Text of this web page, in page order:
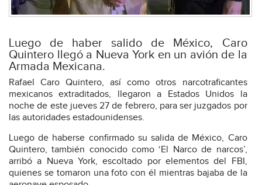
Luego de haber salido de México, Caro
Quintero llegó a Nueva York en un avión de la
Armada Mexicana.
Rafael Caro Quintero, así como otros narcotraficantes
mexicanos extraditados, llegaron a Estados Unidos la
noche de este jueves 27 de febrero, para ser juzgados por
las autoridades estadounidenses.
Luego de haberse confirmado su salida de México, Caro
Quintero, también conocido como ‘El Narco de narcos’,
arribó a Nueva York, escoltado por elementos del FBI,
quienes se tomaron una foto con él mientras bajaba de la